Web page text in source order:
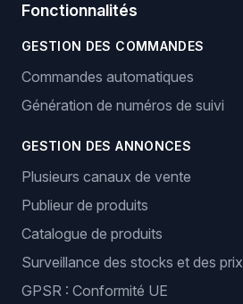
Fonctionnalités
GESTION DES COMMANDES
Commandes automatiques
Génération de numéros de suivi
GESTION DES ANNONCES
Plusieurs canaux de vente
Publieur de produits
Catalogue de produits
Surveillance des stocks et des prix
GPSR : Conformité UE